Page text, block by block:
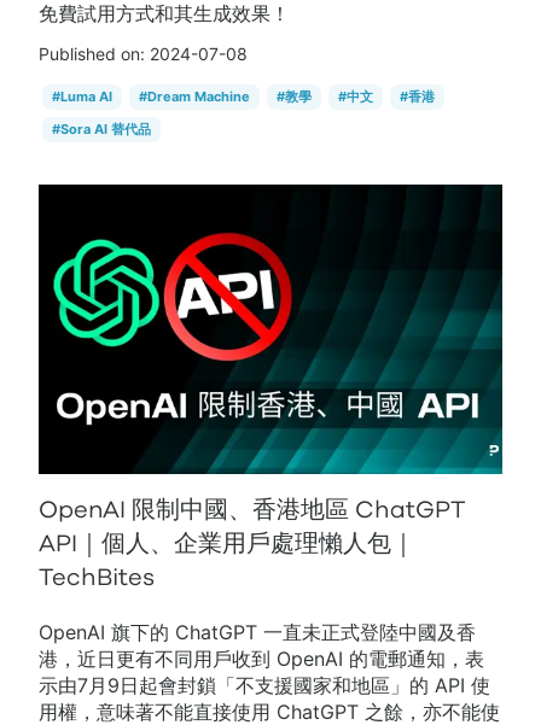
免費試用方式和其生成效果！
Published on: 2024-07-08
#Luma AI #Dream Machine #教學 #中文 #香港
#Sora AI 替代品
OpenAI 限制中國、香港地區 ChatGPT
API｜個人、企業用戶處理懶人包｜
TechBites
OpenAI 旗下的 ChatGPT 一直未正式登陸中國及香
港，近日更有不同用戶收到 OpenAI 的電郵通知，表
示由7月9日起會封鎖「不支援國家和地區」的 API 使
用權，意味著不能直接使用 ChatGPT 之餘，亦不能使